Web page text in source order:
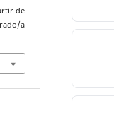
de
a